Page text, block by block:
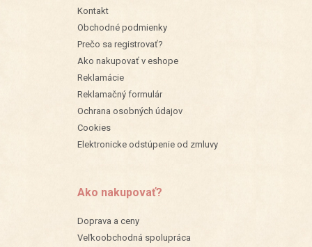
Kontakt
Obchodné podmienky
Prečo sa registrovať?
Ako nakupovať v eshope
Reklamácie
Reklamačný formulár
Ochrana osobných údajov
Cookies
Elektronicke odstúpenie od zmluvy
Ako nakupovať?
Doprava a ceny
Veľkoobchodná spolupráca